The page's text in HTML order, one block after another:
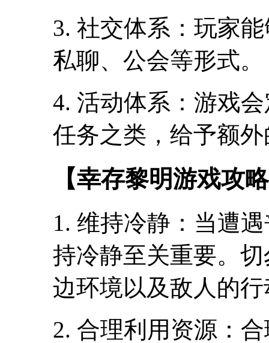
3. 社交体系：玩家
私聊、公会等形式。
4. 活动体系：游戏
任务之类，给予额
【幸存黎明游戏攻
1. 维持冷静：当遭
持冷静至关重要。
边环境以及敌人的
2. 合理利用资源：